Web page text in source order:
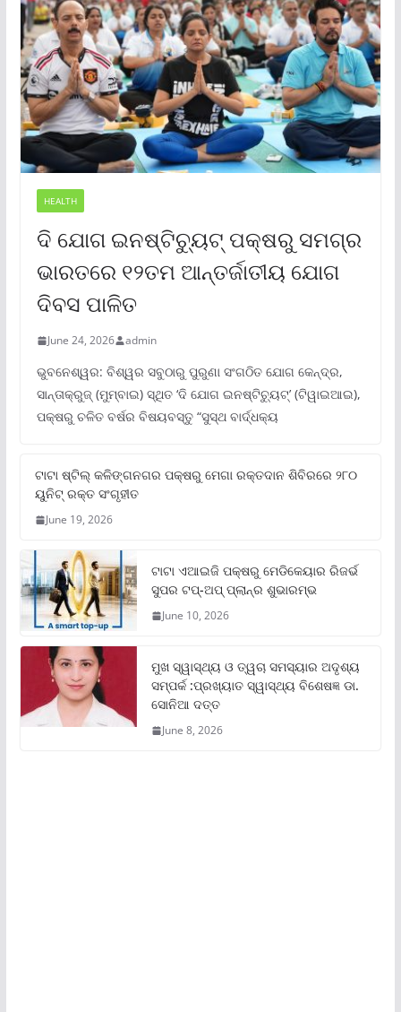
HEALTH
ଦି ଯୋଗ ଇନଷ୍ଟିଚ୍ୟୁଟ୍ ପକ୍ଷରୁ ସମଗ୍ର
ଭାରତରେ ୧୨ତମ ଆନ୍ତର୍ଜାତୀୟ ଯୋଗ
ଦିବସ ପାଳିତ
June 24, 2026 admin
ଭୁବନେଶ୍ୱର: ବିଶ୍ୱର ସବୁଠାରୁ ପୁରୁଣା ସଂଗଠିତ ଯୋଗ କେନ୍ଦ୍ର,
ସାନ୍ତାକ୍ରୁଜ୍ (ମୁମ୍ବାଇ) ସ୍ଥିତ ‘ଦି ଯୋଗ ଇନଷ୍ଟିଚ୍ୟୁଟ୍‌’ (ଟିୱାଇଆଇ),
ପକ୍ଷରୁ ଚଳିତ ବର୍ଷର ବିଷୟବସ୍ତୁ “ସୁସ୍ଥ ବାର୍ଦ୍ଧକ୍ୟ
ଟାଟା ଷ୍ଟିଲ୍‌ କଳିଙ୍ଗନଗର ପକ୍ଷରୁ ମେଗା ରକ୍ତଦାନ ଶିବିରରେ ୨୮୦
ୟୁନିଟ୍‌ ରକ୍ତ ସଂଗୃହୀତ
June 19, 2026
ଟାଟା ଏଆଇଜି ପକ୍ଷରୁ ମେଡିକେୟାର ରିଜର୍ଭ
ସୁପର ଟପ୍‌-ଅପ୍ ପ୍ଲାନ୍‌ର ଶୁଭାରମ୍ଭ
June 10, 2026
ମୁଖ ସ୍ୱାସ୍ଥ୍ୟ ଓ ତ୍ୱଚା ସମସ୍ୟାର ଅଦୃଶ୍ୟ
ସମ୍ପର୍କ :ପ୍ରଖ୍ୟାତ ସ୍ୱାସ୍ଥ୍ୟ ବିଶେଷଜ୍ଞ ଡା.
ସୋନିଆ ଦତ୍ତ
June 8, 2026